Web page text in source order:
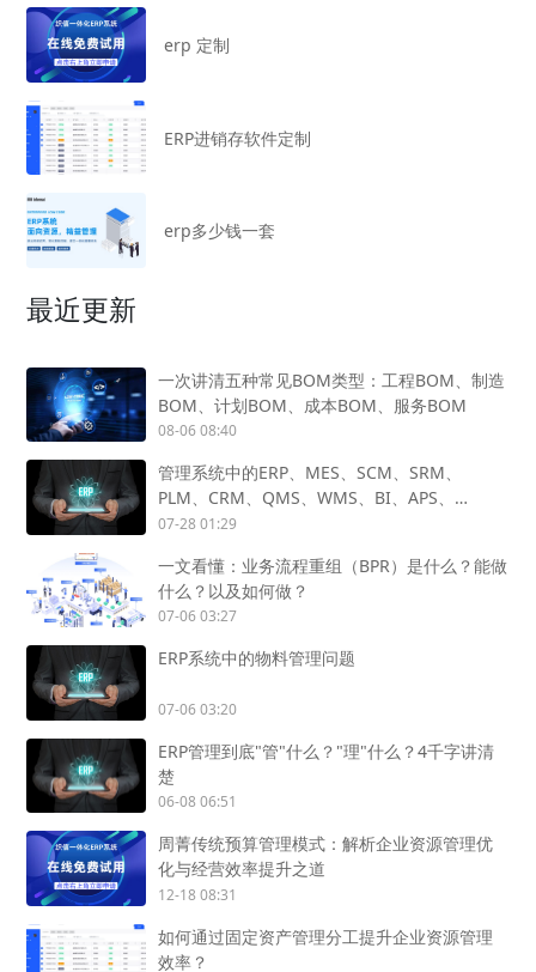
erp 定制
ERP进销存软件定制
erp多少钱一套
最近更新
一次讲清五种常见BOM类型：工程BOM、制造
BOM、计划BOM、成本BOM、服务BOM
08-06 08:40
管理系统中的ERP、MES、SCM、SRM、
PLM、CRM、QMS、WMS、BI、APS、
SCADA、OA怎么用？
07-28 01:29
一文看懂：业务流程重组（BPR）是什么？能做
什么？以及如何做？
07-06 03:27
ERP系统中的物料管理问题
07-06 03:20
ERP管理到底"管"什么？"理"什么？4千字讲清
楚
06-08 06:51
周菁传统预算管理模式：解析企业资源管理优
化与经营效率提升之道
12-18 08:31
如何通过固定资产管理分工提升企业资源管理
效率？